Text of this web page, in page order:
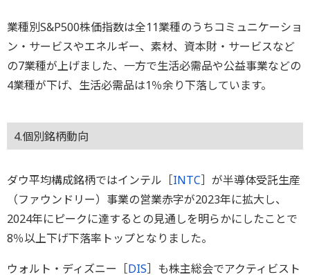
業種別S&P500株価指数は全11業種のうちコミュニケーショ
ン・サービスやエネルギー、素材、資本財・サービスなど
の7業種が上げました、一方で生活必需品や公益事業などの
4業種が下げ、生活必需品は1％余り下落しています。
4.個別銘柄動向
ダウ平均構成銘柄ではインテル［INTC］が半導体受託生産
（ファウンドリー）事業の営業赤字が2023年に拡大し、
2024年にピークに達するとの見通しを明らかにしたことで
8％以上下げ下落率トップとなりました。
ウォルト・ディズニー［DIS］も株主総会でアクティビスト